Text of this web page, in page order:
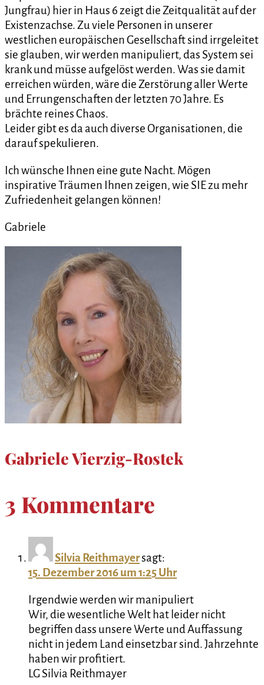
Jungfrau) hier in Haus 6 zeigt die Zeitqualität auf der
Existenzachse. Zu viele Personen in unserer
westlichen europäischen Gesellschaft sind irrgeleitet
sie glauben, wir werden manipuliert, das System sei
krank und müsse aufgelöst werden. Was sie damit
erreichen würden, wäre die Zerstörung aller Werte
und Errungenschaften der letzten 70 Jahre. Es
brächte reines Chaos.
Leider gibt es da auch diverse Organisationen, die
darauf spekulieren.
Ich wünsche Ihnen eine gute Nacht. Mögen
inspirative Träumen Ihnen zeigen, wie SIE zu mehr
Zufriedenheit gelangen können!
Gabriele
Gabriele Vierzig-Rostek
3 Kommentare
Silvia Reithmayersagt:
15. Dezember 2016 um 1:25 Uhr
Irgendwie werden wir manipuliert
Wir, die wesentliche Welt hat leider nicht
begriffen dass unsere Werte und Auffassung
nicht in jedem Land einsetzbar sind. Jahrzehnte
haben wir profitiert.
LG Silvia Reithmayer